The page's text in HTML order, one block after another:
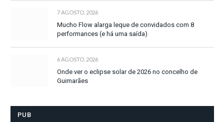
7 AGOSTO, 2026
Mucho Flow alarga leque de convidados com 8
performances (e há uma saída)
6 AGOSTO, 2026
Onde ver o eclipse solar de 2026 no concelho de
Guimarães
PUB